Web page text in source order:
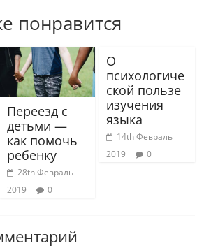
понравится
Переезд с
детьми —
как помочь
ребенку
28th Февраль
2019
0
О
психологиче
ской пользе
изучения
языка
14th Февраль
2019
0